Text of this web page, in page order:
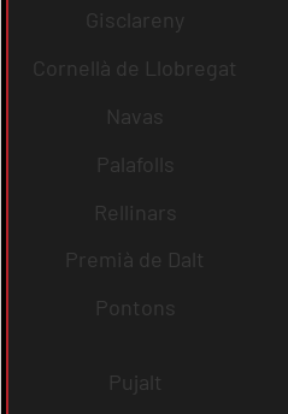
Gisclareny
Cornellà de Llobregat
Navas
Palafolls
Rellinars
Premià de Dalt
Pontons
Pujalt